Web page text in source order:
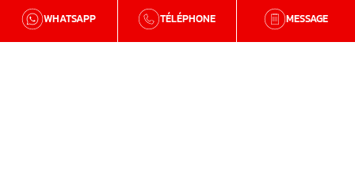
WHATSAPP TÉLÉPHONE MESSAGE
AGENCE LORIENT (56)
Rue Jean-Noël Jégo